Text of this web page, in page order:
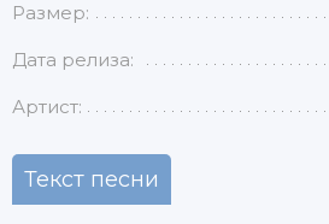
Размер:
Дата релиза:
Артист:
Текст песни